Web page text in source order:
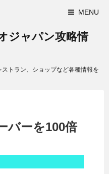
MENU
ジャパン攻略情
トラン、ショップなど各種情報を
バーを100倍